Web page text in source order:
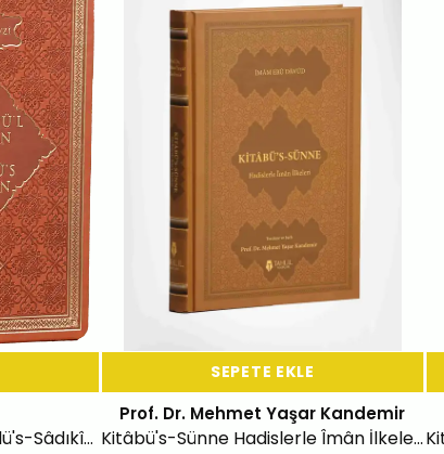
Minhâcü'l-Kasıdîn ve Müfidü's-Sâdıkîn (Deri Kapak-2 Cilt)
SEPETE EKLE
Prof. Dr. Mehmet Yaşar Kandemir
Kitâbü's-Sünne Hadislerle Îmân İlkeleri (Ciltli)